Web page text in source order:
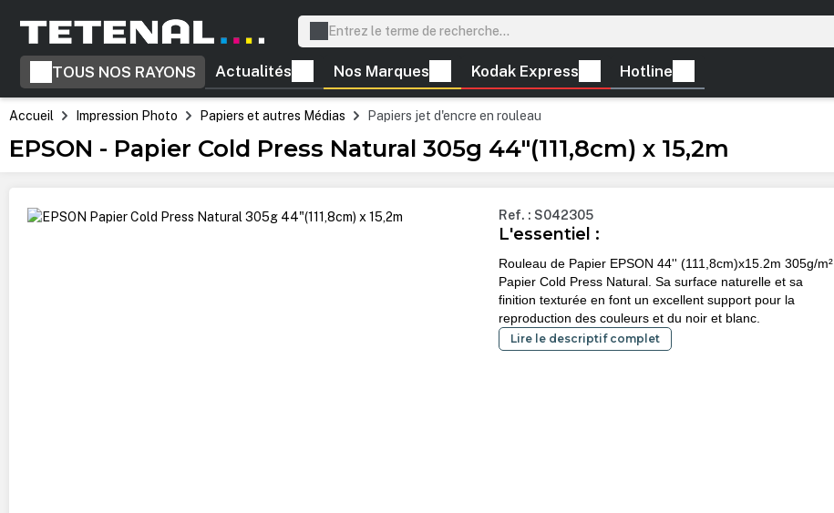
Passer à la navigation principale
TOUS NOS RAYONS Actualités Nos Marques Kodak Express Hotline
Accueil Impression Photo Papiers et autres Médias Papiers jet d'encre en rouleau
EPSON - Papier Cold Press Natural 305g 44"(111,8cm) x 15,2m
Ignorer la galerie d'images Ref. : S042305
L'essentiel :
Rouleau de Papier EPSON 44'' (111,8cm)x15.2m 305g/m²
Papier Cold Press Natural. Sa surface naturelle et sa
finition texturée en font un excellent support pour la
reproduction des couleurs et du noir et blanc.
Lire le descriptif complet